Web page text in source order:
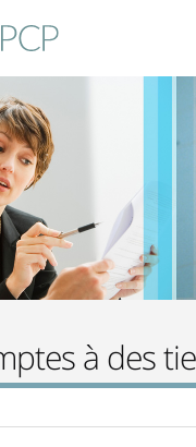
à des